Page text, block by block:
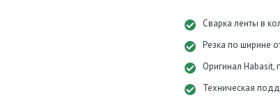
Сварка ленты в
Резка по ширине
Оригинал Habasit,
Техническая